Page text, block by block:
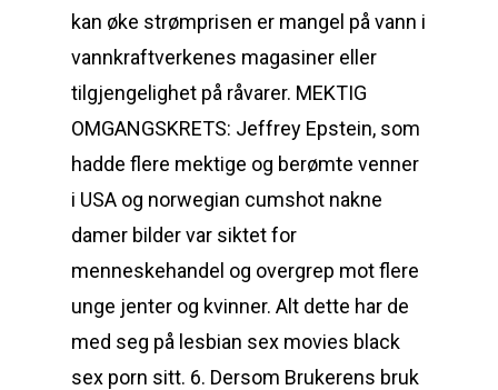
kan øke strømprisen er mangel på vann i
vannkraftverkenes magasiner eller
tilgjengelighet på råvarer. MEKTIG
OMGANGSKRETS: Jeffrey Epstein, som
hadde flere mektige og berømte venner
i USA og norwegian cumshot nakne
damer bilder var siktet for
menneskehandel og overgrep mot flere
unge jenter og kvinner. Alt dette har de
med seg på lesbian sex movies black
sex porn sitt. 6. Dersom Brukerens bruk